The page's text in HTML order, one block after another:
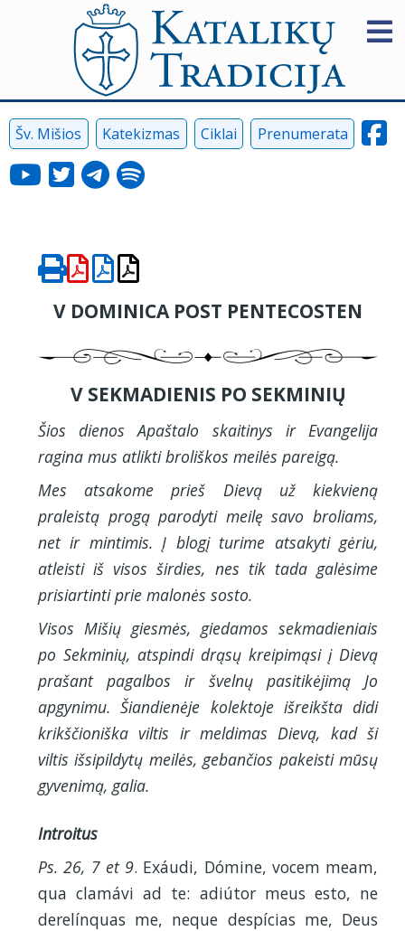
Šv. Mišios Katekizmas Ciklai Prenumerata
V DOMINICA POST PENTECOSTEN
V SEKMADIENIS PO SEKMINIŲ
Šios dienos Apaštalo skaitinys ir Evangelija
ragina mus atlikti broliškos meilės pareigą.
Mes atsakome prieš Dievą už kiekvieną
praleistą progą parodyti meilę savo broliams,
net ir mintimis. Į blogį turime atsakyti gėriu,
atleisti iš visos širdies, nes tik tada galėsime
prisiartinti prie malonės sosto.
Visos Mišių giesmės, giedamos sekmadieniais
po Sekminių, atspindi drąsų kreipimąsi į Dievą
prašant pagalbos ir švelnų pasitikėjimą Jo
apgynimu. Šiandienėje kolektoje išreikšta didi
krikščioniška viltis ir meldimas Dievą, kad ši
viltis išsipildytų meilės, gebančios pakeisti mūsų
gyvenimą, galia.
Introitus
Ps. 26, 7 et 9. Exáudi, Dómine, vocem meam,
qua clamávi ad te: adiútor meus esto, ne
derelínquas me, neque despícias me, Deus